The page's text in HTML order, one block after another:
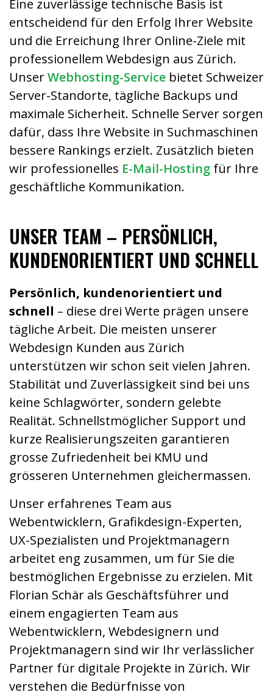
Eine zuverlässige technische Basis ist
entscheidend für den Erfolg Ihrer Website
und die Erreichung Ihrer Online-Ziele mit
professionellem Webdesign aus Zürich.
UnserWebhosting-Service bietet Schweizer
Server-Standorte, tägliche Backups und
maximale Sicherheit. Schnelle Server sorgen
dafür, dass Ihre Website in Suchmaschinen
bessere Rankings erzielt. Zusätzlich bieten
wir professionelles E-Mail-Hosting für Ihre
geschäftliche Kommunikation.
UNSER TEAM – PERSÖNLICH,
KUNDENORIENTIERT UND SCHNELL
Persönlich, kundenorientiert und
schnell – diese drei Werte prägen unsere
tägliche Arbeit. Die meisten unserer
Webdesign Kunden aus Zürich
unterstützen wir schon seit vielen Jahren.
Stabilität und Zuverlässigkeit sind bei uns
keine Schlagwörter, sondern gelebte
Realität. Schnellstmöglicher Support und
kurze Realisierungszeiten garantieren
grosse Zufriedenheit bei KMU und
grösseren Unternehmen gleichermassen.
Unser erfahrenes Team aus
Webentwicklern, Grafikdesign-Experten,
UX-Spezialisten und Projektmanagern
arbeitet eng zusammen, um für Sie die
bestmöglichen Ergebnisse zu erzielen. Mit
Florian Schär als Geschäftsführer und
einem engagierten Team aus
Webentwicklern, Webdesignern und
Projektmanagern sind wir Ihr verlässlicher
Partner für digitale Projekte in Zürich. Wir
verstehen die Bedürfnisse von